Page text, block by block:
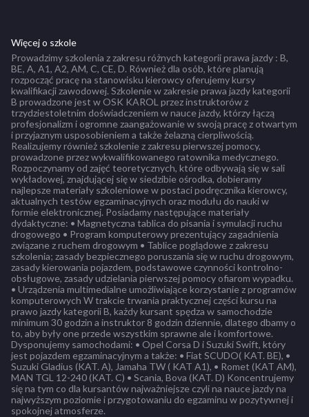
Więcej o szkole
Prowadzimy szkolenia z zakresu różnych kategorii prawa jazdy : B,
BE, A, A1, A2, AM, C, CE, D. Również dla osób, które planują
rozpocząć pracę na stanowisku kierowcy oferujemy kursy
kwalifikacji zawodowej. Szkolenie w zakresie prawa jazdy kategorii
B prowadzone jest w OSK KAROL przez instruktorów z
trzydziestoletnim doświadczeniem w nauce jazdy, którzy łączą
profesjonalizm i ogromne zaangażowanie w swoją pracę z otwartym
i przyjaznym usposobieniem a także żelazną cierpliwością.
Realizujemy również szkolenie z zakresu pierwszej pomocy,
prowadzone przez wykwalifikowanego ratownika medycznego.
Rozpoczynamy od zajęć teoretycznych, które odbywają się w sali
wykładowej, znajdującej się w siedzibie ośrodka, dobieramy
najlepsze materiały szkoleniowe w postaci podręcznika kierowcy,
aktualnych testów egzaminacyjnych oraz modułu do nauki w
formie elektronicznej. Posiadamy następujące materiały
dydaktyczne: • Magnetyczna tablica do pisania i symulacji ruchu
drogowego • Program komputerowy prezentujący zagadnienia
związane z ruchem drogowym • Tablice poglądowe z zakresu
szkolenia; zasady bezpiecznego poruszania się w ruchu drogowym,
zasady kierowania pojazdem, podstawowe czynności kontrolno-
obsługowe, zasady udzielania pierwszej pomocy ofiarom wypadku.
• Urządzenia multimedialne umożliwiające korzystanie z programów
komputerowych W trakcie trwania praktycznej części kursu na
prawo jazdy kategorii B, każdy kursant spędza w samochodzie
minimum 30 godzin a instruktor 8 godzin dziennie, dlatego dbamy o
to, aby były one przede wszystkim sprawne ale i komfortowe.
Dysponujemy samochodami: • Opel Corsa D i Suzuki Swift, który
jest pojazdem egzaminacyjnym a także: • Fiat SCUDO( KAT. BE), •
Suzuki Gladius (KAT. A), Jamaha TW ( KAT A1), • Romet (KAT AM),
MAN TGL 12-240 (KAT. C) • Scania, Bova (KAT. D) Koncentrujemy
się na tym co dla kursantów najważniejsze czyli na nauce jazdy na
najwyższym poziomie i przygotowaniu do egzaminu w pozytywnej i
spokojnej atmosferze.